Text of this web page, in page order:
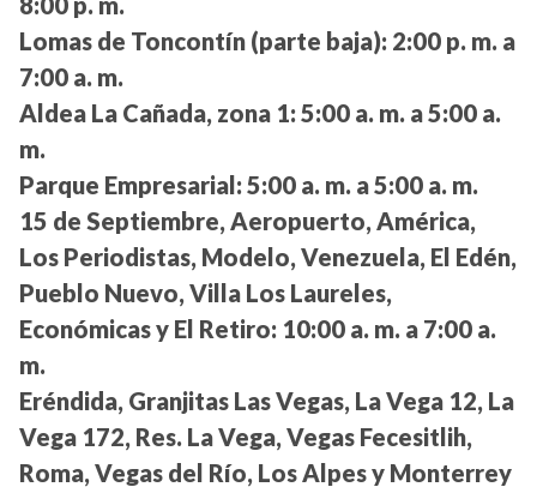
Lomas de Toncontín (parte baja): 2:00 p. m. a
7:00 a. m.
Aldea La Cañada, zona 1: 5:00 a. m. a 5:00 a.
m.
Parque Empresarial: 5:00 a. m. a 5:00 a. m.
15 de Septiembre, Aeropuerto, América,
Los Periodistas, Modelo, Venezuela, El Edén,
Pueblo Nuevo, Villa Los Laureles,
Económicas y El Retiro: 10:00 a. m. a 7:00 a.
m.
Eréndida, Granjitas Las Vegas, La Vega 12, La
Vega 172, Res. La Vega, Vegas Fecesitlih,
Roma, Vegas del Río, Los Alpes y Monterrey